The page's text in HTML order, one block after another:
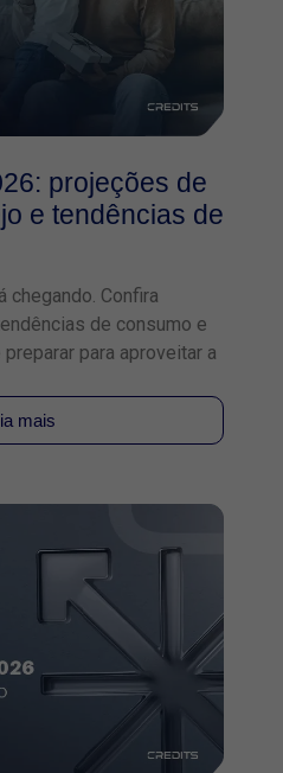
projeções de
e tendências de
chegando. Confira
de consumo e
para aproveitar a
mais